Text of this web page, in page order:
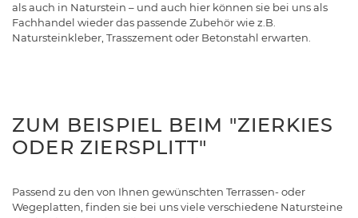
als auch in Naturstein – und auch hier können sie bei uns als
Fachhandel wieder das passende Zubehör wie z.B.
Natursteinkleber, Trasszement oder Betonstahl erwarten.
ZUM BEISPIEL BEIM "ZIERKIES
ODER ZIERSPLITT"
Passend zu den von Ihnen gewünschten Terrassen- oder
Wegeplatten, finden sie bei uns viele verschiedene Natursteine